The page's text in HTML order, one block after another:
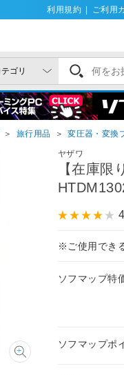
利用規約 ご利用
＞ 旅行用品 ＞ 変圧器・変換
ヤザワ
【在庫
※ご使用でき
ソフマップ特
ソフマップポ